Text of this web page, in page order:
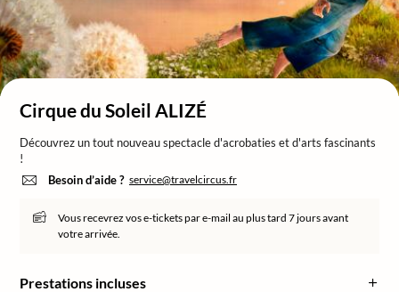
Cirque du Soleil ALIZÉ
Découvrez un tout nouveau spectacle d'acrobaties et d'arts fascinants
!
Besoin d’aide ? service@travelcircus.fr
Vous recevrez vos e-tickets par e-mail au plus tard 7 jours avant
votre arrivée.
Prestations incluses